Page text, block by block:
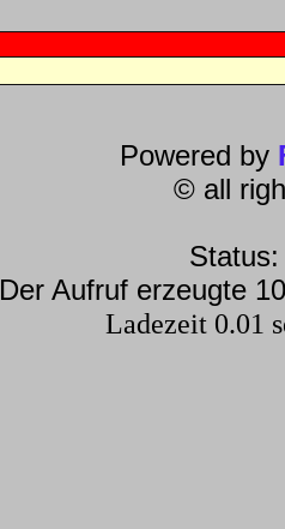
Powered by
© all
Der Aufruf erzeugte
Ladezeit 0.01